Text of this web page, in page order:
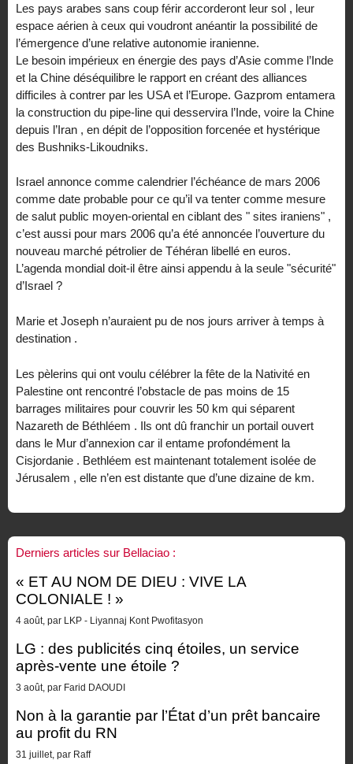
Les pays arabes sans coup férir accorderont leur sol , leur
espace aérien à ceux qui voudront anéantir la possibilité de
l’émergence d’une relative autonomie iranienne.
Le besoin impérieux en énergie des pays d’Asie comme l’Inde
et la Chine déséquilibre le rapport en créant des alliances
difficiles à contrer par les USA et l’Europe. Gazprom entamera
la construction du pipe-line qui desservira l’Inde, voire la Chine
depuis l’Iran , en dépit de l’opposition forcenée et hystérique
des Bushniks-Likoudniks.
Israel annonce comme calendrier l’échéance de mars 2006
comme date probable pour ce qu’il va tenter comme mesure
de salut public moyen-oriental en ciblant des " sites iraniens" ,
c’est aussi pour mars 2006 qu’a été annoncée l’ouverture du
nouveau marché pétrolier de Téhéran libellé en euros.
L’agenda mondial doit-il être ainsi appendu à la seule "sécurité"
d’Israel ?
Marie et Joseph n’auraient pu de nos jours arriver à temps à
destination .
Les pèlerins qui ont voulu célébrer la fête de la Nativité en
Palestine ont rencontré l’obstacle de pas moins de 15
barrages militaires pour couvrir les 50 km qui séparent
Nazareth de Béthléem . Ils ont dû franchir un portail ouvert
dans le Mur d’annexion car il entame profondément la
Cisjordanie . Bethléem est maintenant totalement isolée de
Jérusalem , elle n’en est distante que d’une dizaine de km.
Derniers articles sur Bellaciao :
« ET AU NOM DE DIEU : VIVE LA
COLONIALE ! »
4 août, par LKP - Liyannaj Kont Pwofitasyon
LG : des publicités cinq étoiles, un service
après-vente une étoile ?
3 août, par Farid DAOUDI
Non à la garantie par l’État d’un prêt bancaire
au profit du RN
31 juillet, par Raff